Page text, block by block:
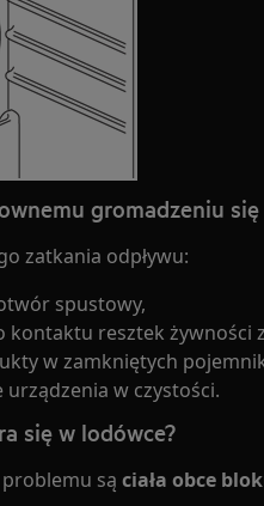
gromadzeniu
zatkania odpływu:
spustowy,
kontaktu resztek żywności
w zamkniętych
w czystości.
się w lodówce?
są ciała obce